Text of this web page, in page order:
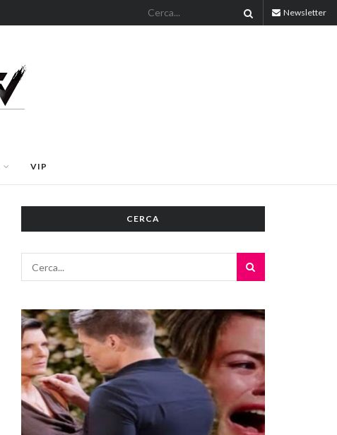
Newsletter
VIP
CERCA